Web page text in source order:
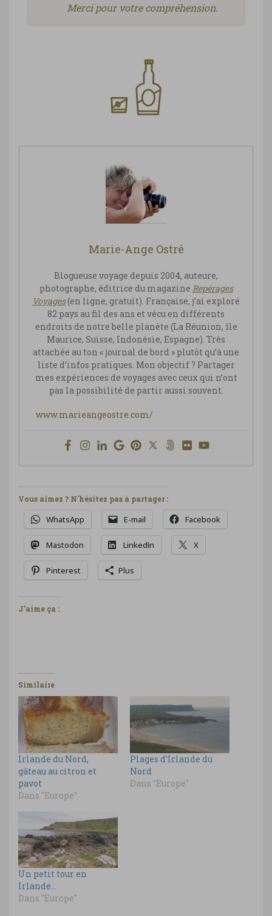
Merci pour votre compréhension.
Marie-Ange Ostré
Blogueuse voyage depuis 2004, auteure,
photographe, éditrice du magazine Repérages
Voyages(en ligne, gratuit). Française, j’ai exploré
82 pays au fil des ans et vécu en différents
endroits de notre belle planète (La Réunion, île
Maurice, Suisse, Indonésie, Espagne). Très
attachée au ton « journal de bord » plutôt qu’à une
liste d’infos pratiques. Mon objectif ? Partager
mes expériences de voyages avec ceux qui n’ont
pas la possibilité de partir aussi souvent.
www.marieangeostre.com/
Vous aimez ? N'hésitez pas à partager :
WhatsApp E-mail Facebook
Mastodon LinkedIn X
Pinterest Plus
J’aime ça :
Similaire
Irlande du Nord,
gâteau au citron et
pavot
Dans "Europe"
Plages d’Irlande du
Nord
Dans "Europe"
Un petit tour en
Irlande…
Dans "Europe"